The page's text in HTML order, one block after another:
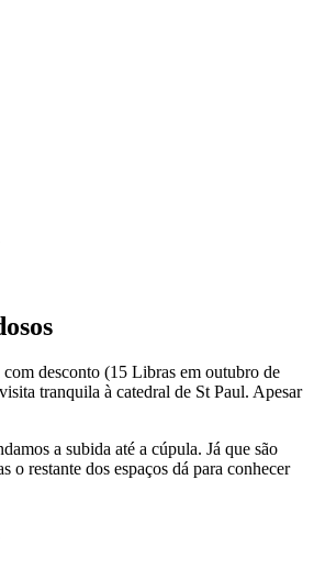
desconto (15 Libras em outubro de
tranquila à catedral de St Paul. Apesar
a subida até a cúpula. Já que são
o restante dos espaços dá para conhecer